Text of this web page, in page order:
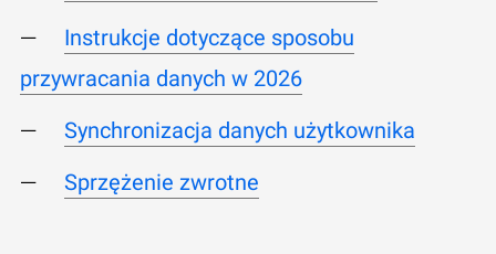
Instrukcje dotyczące sposobu
przywracania danych w 2026
Synchronizacja danych użytkownika
Sprzężenie zwrotne